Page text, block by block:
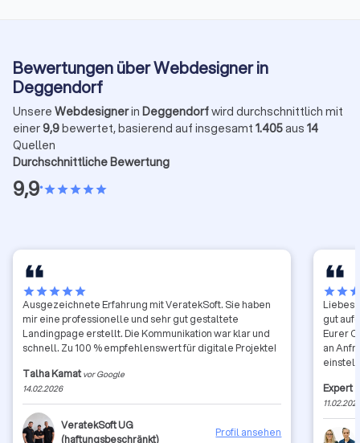
Bewertungen über Webdesigner in
Deggendorf
Unsere Webdesignerin Deggendorfwird durchschnittlich mit
einer9,9bewertet, basierend auf insgesamt 1.405aus 14
Quellen
Durchschnittliche Bewertung
9,9•starstarstarstarstar
starstarstarstarstar
Ausgezeichnete Erfahrung mit VeratekSoft. Sie haben
mir eine professionelle und sehr gut gestaltete
Landingpage erstellt. Die Kommunikation war klar und
schnell. Zu 100 % empfehlenswert für digitale Projekte!
Talha Kamat vor Google
14.02.2026
VeratekSoft UG
(haftungsbeschränkt)
Profil ansehen
starstar
Liebes
gut
Eurer
an
Grüße
Expert